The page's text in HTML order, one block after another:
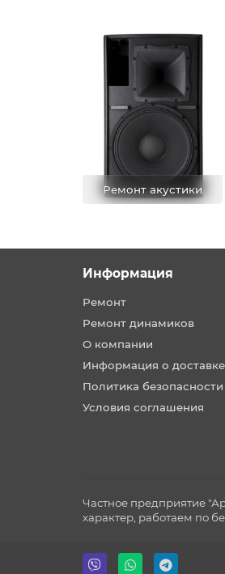
Ремонт акустики
Информация
Ремонт
Ремонт динамиков
О компании
Информация о доставке
Политика безопасности
Условия соглашения
Частное предприятие
характер, работаем по